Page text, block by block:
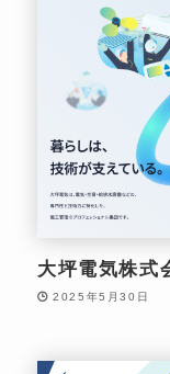
大坪電気株式
2025年5月30日